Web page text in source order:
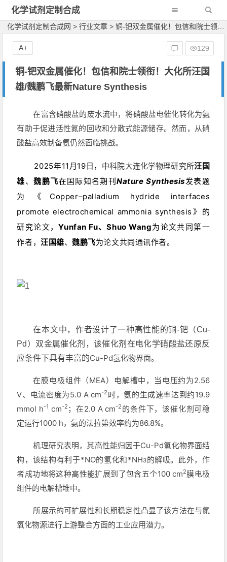
化学试剂定制合成
网
化学试剂定制合成网 > 行业文章 > 铜-钯双金属催化！包信和院士领衔！大化所汪国雄/魏鹏飞最新Nature Synthesis
铜-钯双金属催化！包信和院士领衔！大化所汪国
雄/魏鹏飞最新Nature Synthesis
129
A+
在富含硝酸盐的废水流中，将硝酸盐电催化转化为氨
有助于促进活性氮的回收和分散式能源储存。然而，从硝
酸盐高效制备氨仍然面临挑战。
2025年11 月19日， 中科院大连化学物理研究所汪国
雄、魏鹏飞在国际知名期刊Nature Synthesis发表题
为《 Copper–palladium hydride interfaces
promote electrochemical ammonia synthesis 》的
研究论文，Yunfan Fu、Shuo Wang为论文共同第一
作者，汪国雄、魏鹏飞为论文共同通讯作者。
在本文中，作者设计了一种高性能的铜-钯（Cu-
Pd）双金属催化剂，该催化剂在电化学硝酸盐还原反
应条件下具有丰富的Cu-Pd氢化物界面。
在膜电极组件（MEA）电解槽中，当电压约为2.56
V、电流密度为5.0 A cm-2 时，氨的生成速率达到约19.9
mmol h-1 cm-2 ；在2.0 A cm-2 的条件下，该催化剂可稳
定运行1000 h，氨的法拉第效率约为86.8%。
机理研究表明，其高性能归因于Cu-Pd氢化物界面结
构，该结构有利于*NO的氢化和*NH3的解吸。此外，作
者成功地将这种高性能扩展到了包含五个100 cm2膜电极
组件的电解槽堆中。
所展示的可扩展性和长期稳定性凸显了该方法在与氮
氧化物源进行上游整合方面的工业应用潜力。